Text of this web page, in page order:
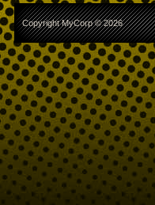
Copyright MyCorp © 2026